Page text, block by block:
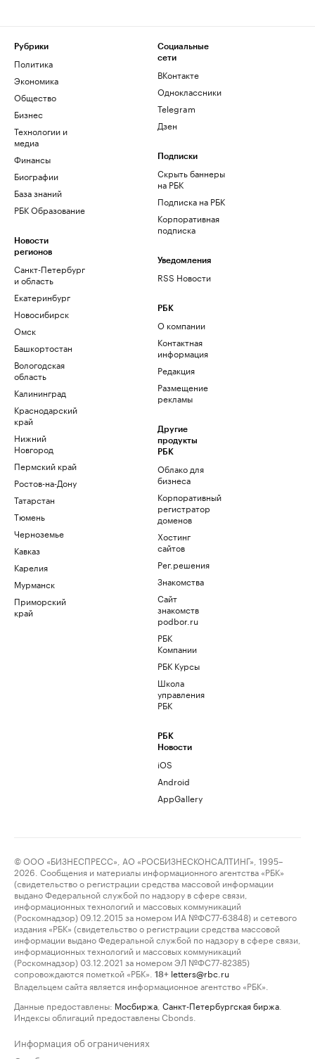
Рубрики
Политика
Экономика
Общество
Бизнес
Технологии и
медиа
Финансы
Биографии
База знаний
РБК Образование
Новости
регионов
Санкт-Петербург
и область
Екатеринбург
Новосибирск
Омск
Башкортостан
Вологодская
область
Калининград
Краснодарский
край
Нижний
Новгород
Пермский край
Ростов-на-Дону
Татарстан
Тюмень
Черноземье
Кавказ
Карелия
Мурманск
Приморский
край
Социальные
сети
ВКонтакте
Одноклассники
Telegram
Дзен
Подписки
Скрыть баннеры
на РБК
Подписка на РБК
Корпоративная
подписка
Уведомления
RSS Новости
РБК
О компании
Контактная
информация
Редакция
Размещение
рекламы
Другие
продукты
РБК
Облако для
бизнеса
Корпоративный
регистратор
доменов
Хостинг
сайтов
Рег.решения
Знакомства
Сайт
знакомств
podbor.ru
РБК
Компании
РБК Курсы
Школа
управления
РБК
РБК
Новости
iOS
Android
AppGallery
© ООО «БИЗНЕСПРЕСС», АО «РОСБИЗНЕСКОНСАЛТИНГ», 1995–
2026. Сообщения и материалы информационного агентства «РБК»
(свидетельство о регистрации средства массовой информации
выдано Федеральной службой по надзору в сфере связи,
информационных технологий и массовых коммуникаций
(Роскомнадзор) 09.12.2015 за номером ИА №ФС77-63848) и сетевого
издания «РБК» (свидетельство о регистрации средства массовой
информации выдано Федеральной службой по надзору в сфере связи,
информационных технологий и массовых коммуникаций
(Роскомнадзор) 03.12.2021 за номером ЭЛ №ФС77-82385)
сопровождаются пометкой «РБК».
18+ letters@rbc.ru
Владельцем сайта является информационное агентство «РБК».
Данные предоставлены: Мосбиржа Санкт-Петербургская биржа
Индексы облигаций предоставлены Cbonds.
Информация об ограничениях